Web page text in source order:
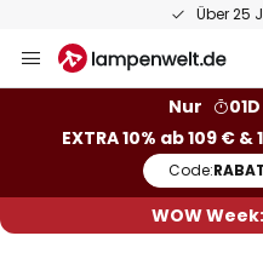
Über 25
Inhalt
Nur
EXTRA 10% ab 109 € &
Code:
WOW Week: